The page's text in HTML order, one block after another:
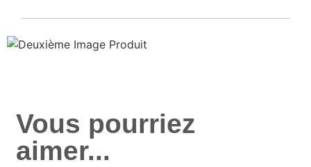
Vous pourriez
aimer...